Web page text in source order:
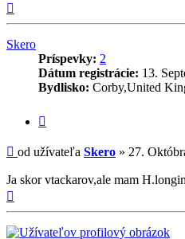
Skero
Príspevky: 2
Dátum registrácie: 13.
Bydlisko: Corby,United
Príspevok
od užívateľa Skero » 27.
Ja skor vtackarov,ale mam